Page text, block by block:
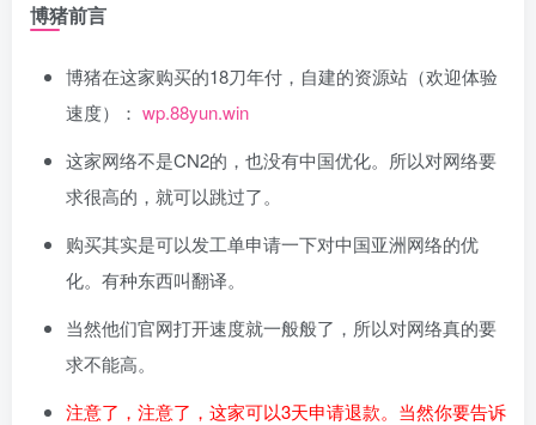
博猪前言
博猪在这家购买的18刀年付，自建的资源站（欢迎体验
速度）： wp.88yun.win
这家网络不是CN2的，也没有中国优化。所以对网络要
求很高的，就可以跳过了。
购买其实是可以发工单申请一下对中国亚洲网络的优
化。有种东西叫翻译。
当然他们官网打开速度就一般般了，所以对网络真的要
求不能高。
注意了，注意了，这家可以3天申请退款。当然你要告诉